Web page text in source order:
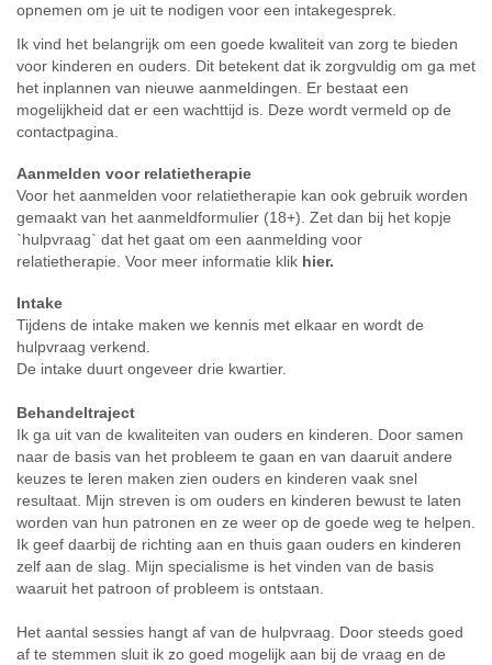
opnemen om je uit te nodigen voor een intakegesprek.
Ik vind het belangrijk om een goede kwaliteit van zorg te bieden
voor kinderen en ouders. Dit betekent dat ik zorgvuldig om ga met
het inplannen van nieuwe aanmeldingen. Er bestaat een
mogelijkheid dat er een wachttijd is. Deze wordt vermeld op de
contactpagina.
Aanmelden voor relatietherapie
Voor het aanmelden voor relatietherapie kan ook gebruik worden
gemaakt van het aanmeldformulier (18+). Zet dan bij het kopje
`hulpvraag` dat het gaat om een aanmelding voor
relatietherapie. Voor meer informatie klik hier.
Intake
Tijdens de intake maken we kennis met elkaar en wordt de
hulpvraag verkend.
De intake duurt ongeveer drie kwartier.
Behandeltraject
Ik ga uit van de kwaliteiten van ouders en kinderen. Door samen
naar de basis van het probleem te gaan en van daaruit andere
keuzes te leren maken zien ouders en kinderen vaak snel
resultaat. Mijn streven is om ouders en kinderen bewust te laten
worden van hun patronen en ze weer op de goede weg te helpen.
Ik geef daarbij de richting aan en thuis gaan ouders en kinderen
zelf aan de slag. Mijn specialisme is het vinden van de basis
waaruit het patroon of probleem is ontstaan.
Het aantal sessies hangt af van de hulpvraag. Door steeds goed
af te stemmen sluit ik zo goed mogelijk aan bij de vraag en de